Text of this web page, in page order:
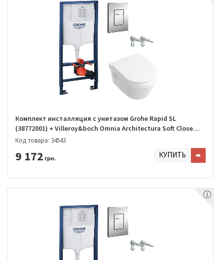
Комплект инсталляция с унитазом Grohe Rapid SL
(38772001) + Villeroy&boch Omnia Architectura Soft Close
(5684H101)
Код товара: 34543
9 172 грн. КУПИТЬ